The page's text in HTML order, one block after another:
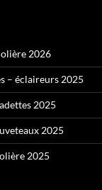
2026
– éclaireurs 2025
2025
2025
2025